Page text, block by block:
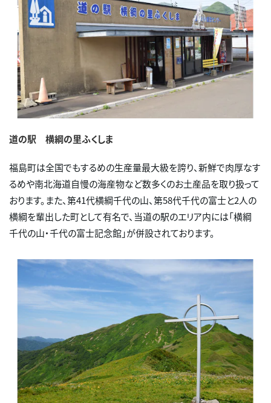
道の駅 横綱の里ふくしま
福島町は全国でもするめの生産量最大級を誇り、新鮮で肉厚なす
るめや南北海道自慢の海産物など数多くのお土産品を取り扱って
おります。また、第41代横綱千代の山、第58代千代の富士と2人の
横綱を輩出した町として有名で、当道の駅のエリア内には「横綱
千代の山・千代の富士記念館」が併設されております。